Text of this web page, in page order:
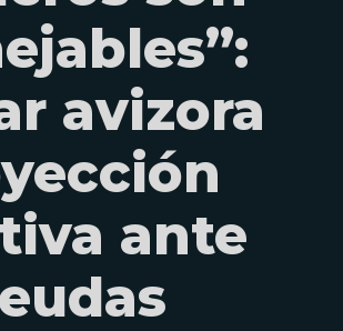
avizora
ante